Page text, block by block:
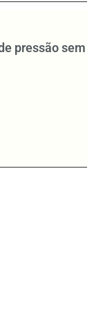
pressão sem